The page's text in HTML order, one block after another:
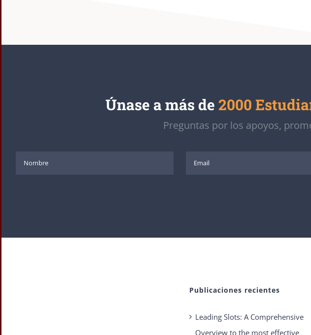
Únase a más de 2000
Preguntas por los apoyos,
Publicaciones recientes
Leading Slots: A Comprehensive
Overview to the most effective